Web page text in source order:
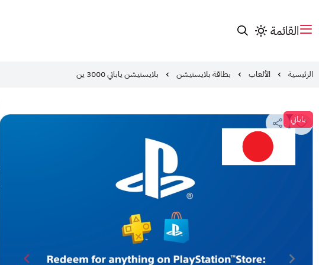
القائمة
الرئيسية الألعاب بطاقة بلايستيشن بلايستيشن ياباني 3000 ين
ياباني